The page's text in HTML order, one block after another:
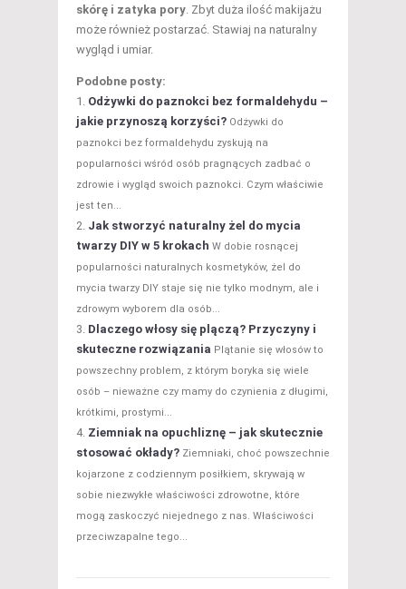
skórę i zatyka pory. Zbyt duża ilość makijażu
może również postarzać. Stawiaj na naturalny
wygląd i umiar.
Podobne posty:
Odżywki do paznokci bez formaldehydu –
jakie przynoszą korzyści? Odżywki do
paznokci bez formaldehydu zyskują na
popularności wśród osób pragnących zadbać o
zdrowie i wygląd swoich paznokci. Czym właściwie
jest ten...
Jak stworzyć naturalny żel do mycia
twarzy DIY w 5 krokach W dobie rosnącej
popularności naturalnych kosmetyków, żel do
mycia twarzy DIY staje się nie tylko modnym, ale i
zdrowym wyborem dla osób...
Dlaczego włosy się plączą? Przyczyny i
skuteczne rozwiązania Plątanie się włosów to
powszechny problem, z którym boryka się wiele
osób – nieważne czy mamy do czynienia z długimi,
krótkimi, prostymi...
Ziemniak na opuchliznę – jak skutecznie
stosować okłady? Ziemniaki, choć powszechnie
kojarzone z codziennym posiłkiem, skrywają w
sobie niezwykłe właściwości zdrowotne, które
mogą zaskoczyć niejednego z nas. Właściwości
przeciwzapalne tego...